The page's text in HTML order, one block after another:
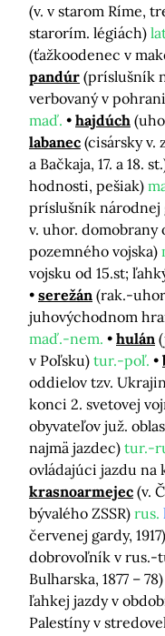
(v. v starom Ríme,
starorím. légiách)
(ťažkoodenec v
pandúr (príslušník
verbovaný v
maď.
hajdúch
labanec (cisársky v.
a Bačkaja, 17. a 18.
hodnosti, pešiak)
príslušník národnej
v. uhor. domobrany
pozemného vojska)
vojsku od 15.st;
serežán (rak.-
juhovýchodnom
maď.-nem.
hulán
v Poľsku) tur.-poľ.
oddielov tzv.
konci 2. svetovej
obyvateľov juž.
najmä jazdec) tur.-
ovládajúci jazdu na
krasnoarmejec (v.
bývalého ZSSR) rus.
červenej gardy, 1917)
dobrovoľník v rus.-
Bulharska, 1877 – 78)
ľahkej jazdy v
Palestíny v